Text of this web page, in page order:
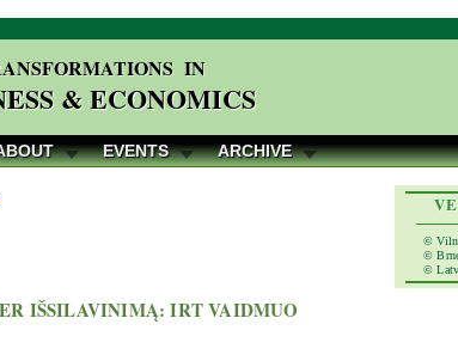
IN
& ECONOMICS
EVENTS ARCHIVE
©
©
©
IŠSILAVINIMĄ: IRT VAIDMUO